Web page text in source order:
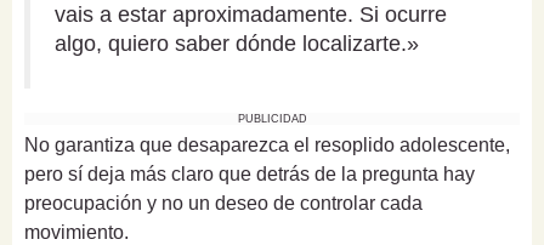
vais a estar aproximadamente. Si ocurre
algo, quiero saber dónde localizarte.»
PUBLICIDAD
No garantiza que desaparezca el resoplido adolescente,
pero sí deja más claro que detrás de la pregunta hay
preocupación y no un deseo de controlar cada
movimiento.